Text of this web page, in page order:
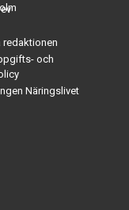
redaktionen
och
Näringslivet